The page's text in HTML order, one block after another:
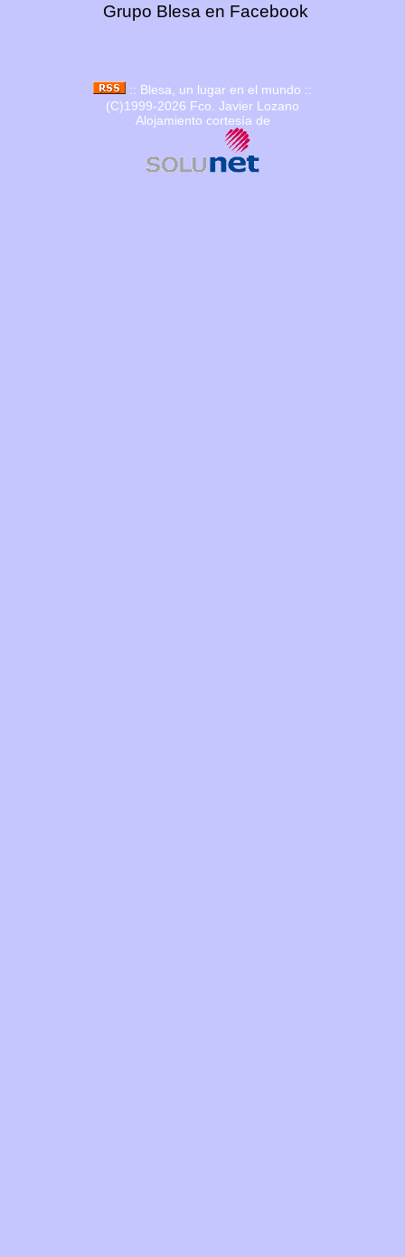
Grupo Blesa en Facebook
:: Blesa, un lugar en el mundo ::
(C)1999-2026 Fco. Javier Lozano
Alojamiento cortesía de